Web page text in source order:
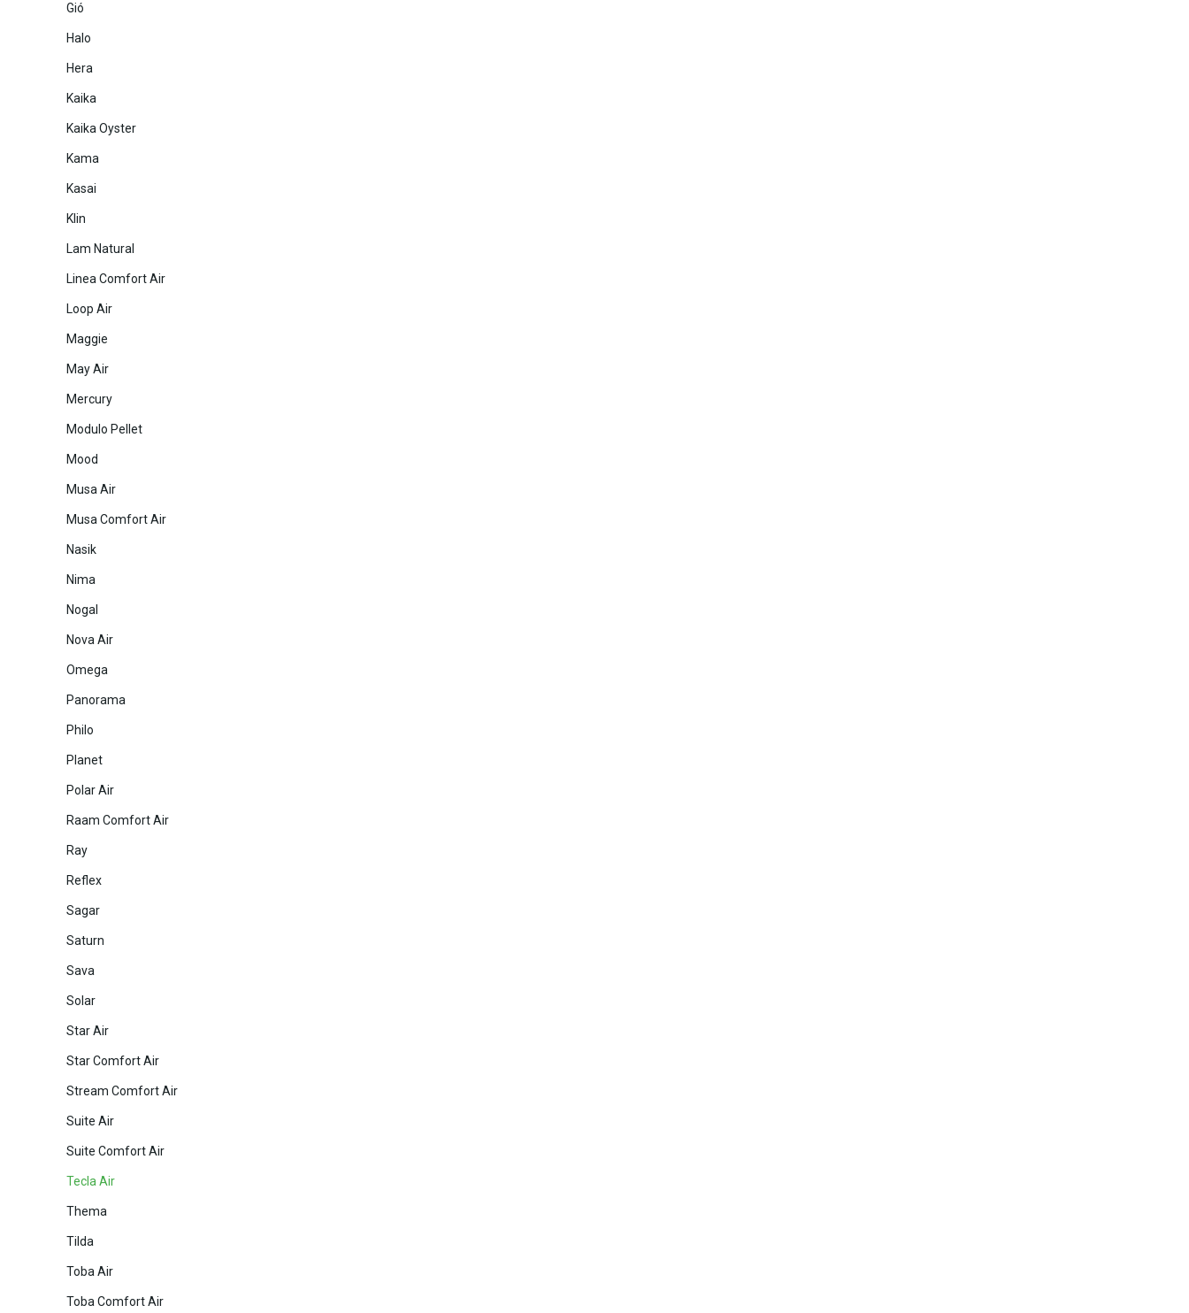
Gió
Halo
Hera
Kaika
Kaika Oyster
Kama
Kasai
Klin
Lam Natural
Linea Comfort Air
Loop Air
Maggie
May Air
Mercury
Modulo Pellet
Mood
Musa Air
Musa Comfort Air
Nasik
Nima
Nogal
Nova Air
Omega
Panorama
Philo
Planet
Polar Air
Raam Comfort Air
Ray
Reflex
Sagar
Saturn
Sava
Solar
Star Air
Star Comfort Air
Stream Comfort Air
Suite Air
Suite Comfort Air
Tecla Air
Thema
Tilda
Toba Air
Toba Comfort Air